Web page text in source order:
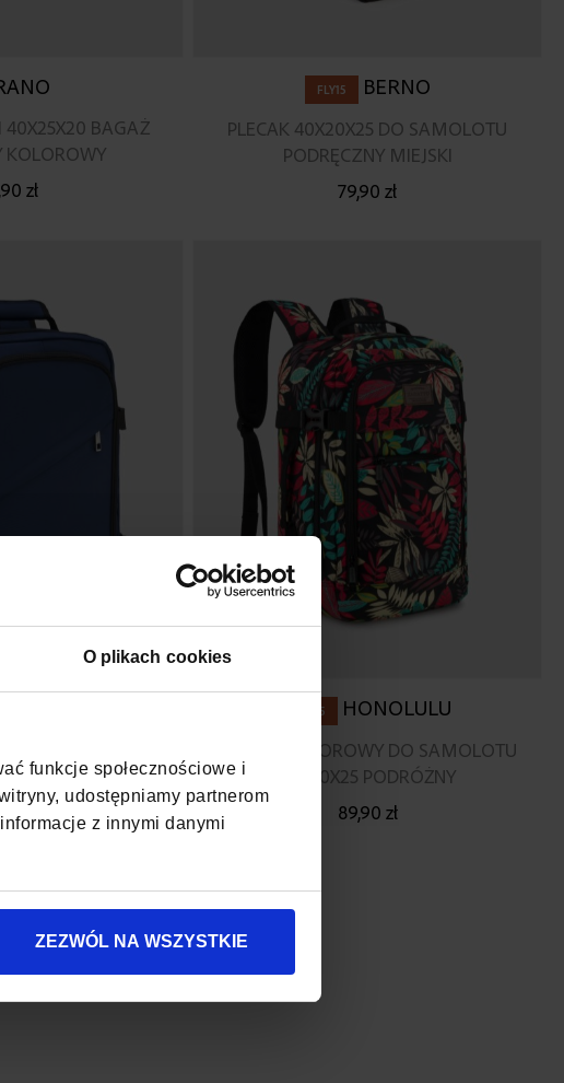
O plikach cookies
funkcje społecznościowe i
udostępniamy partnerom
z innymi danymi
ZEZWÓL NA WSZYSTKIE
40X25X20 BAGAŻ
KOLOROWY
zł
FLY15 BERNO
PLECAK 40X20X25 DO SAMOLOTU
PODRĘCZNY MIEJSKI
79,90 zł
zł
FLY15 HONOLULU
PLECAK KOLOROWY DO SAMOLOTU
40X20X25 PODRÓŻNY
89,90 zł